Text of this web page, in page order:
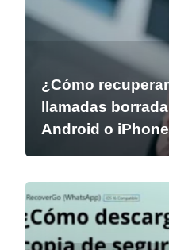
¿Cómo
llamadas
Android o